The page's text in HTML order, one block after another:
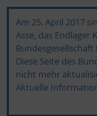
Am 25. April 2017
Asse, das
Diese Seite des
nicht mehr
Aktuelle